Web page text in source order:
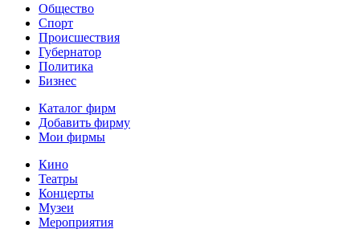
Общество
Спорт
Происшествия
Губернатор
Политика
Бизнес
Каталог фирм
Добавить фирму
Мои фирмы
Кино
Театры
Концерты
Музеи
Мероприятия